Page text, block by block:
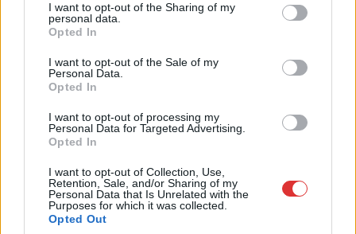
not limited to your visit or usage behaviour. You may click to
grant or deny consent to Google and its third-party tags to
use your data for below specified purposes in below Google
consent section.
I want to opt-out of the Sharing of my
personal data.
Opted In
I want to opt-out of the Sale of my
Personal Data.
Opted In
I want to opt-out of processing my
Personal Data for Targeted Advertising.
Opted In
I want to opt-out of Collection, Use,
Retention, Sale, and/or Sharing of my
Personal Data that Is Unrelated with the
Purposes for which it was collected.
Opted Out
különösen Jász-
egészen különleges és
történnek véletlenül.
Három hónapnyi
felvétel valahogy elveszett.
TOVÁBB OLVASOM
Magyarország